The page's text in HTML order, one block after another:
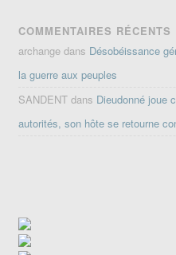
COMMENTAIRES RÉCENTS
archange dans Désobéissance
la guerre aux peuples
SANDENT dans Dieudonné joue
autorités, son hôte se retourne